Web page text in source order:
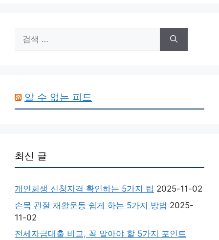
색:
알 수 없는 피드
최신 글
개인회생 신청자격 확인하는 5가지 팁 2025-11-02
손목 관절 재활운동 쉽게 하는 5가지 방법 2025-
11-02
전세자금대출 비교, 꼭 알아야 할 5가지 포인트